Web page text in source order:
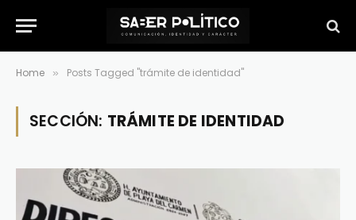
Home » Posts Tagged "trámite de identidad"
SECCIÓN: TRÁMITE DE IDENTIDAD